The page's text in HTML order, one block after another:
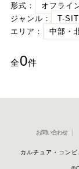
形式：
オフライ
ジャンル：
T-
エリア：
中部・
全0件
お問い合わせ
カルチュア・コン